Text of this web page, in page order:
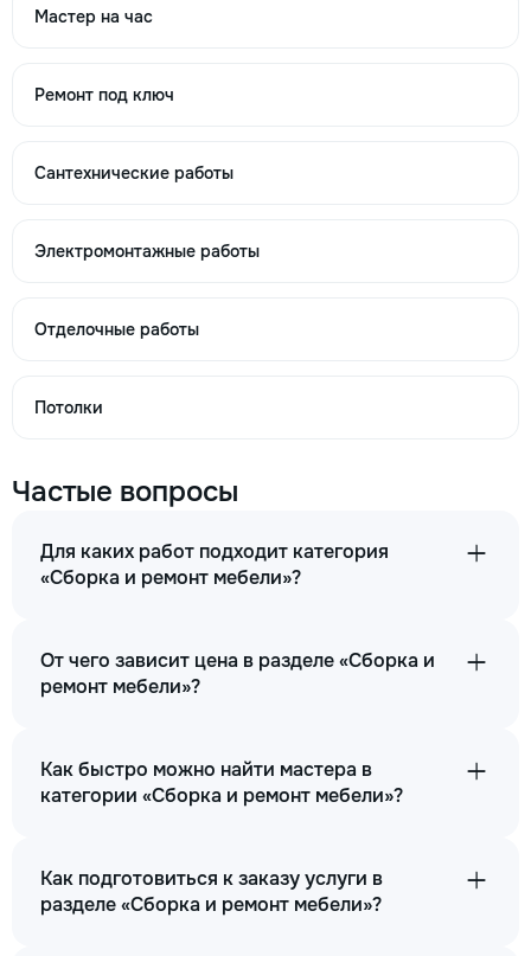
875
→
Перетяжка дивана раскладушка
1504
→
Мастер на час
Ремонт под ключ
Сантехнические работы
Электромонтажные работы
Отделочные работы
Потолки
Частые вопросы
Для каких работ подходит категория
«Сборка и ремонт мебели»?
От чего зависит цена в разделе «Сборка и
ремонт мебели»?
Как быстро можно найти мастера в
категории «Сборка и ремонт мебели»?
Как подготовиться к заказу услуги в
разделе «Сборка и ремонт мебели»?